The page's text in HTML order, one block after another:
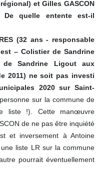
et Gilles GASCON
De quelle entente est-il
(32 ans - responsable
– Colistier de Sandrine
de Sandrine Ligout aux
2011) ne soit pas investi
2020 sur Saint-
sur la commune de
liste !). Cette manœuvre
de ne pas être inquiété
et inversement à Antoine
liste LR sur la commune
pourrait éventuellement